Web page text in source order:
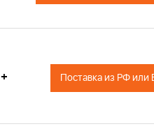
Husqvarna
Husqvarna
Husqvarna
+